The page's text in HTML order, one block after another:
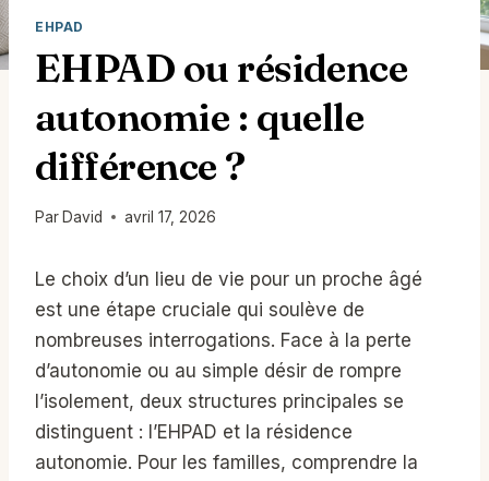
EHPAD
EHPAD ou résidence
autonomie : quelle
différence ?
Par David avril 17, 2026
Le choix d’un lieu de vie pour un proche âgé
est une étape cruciale qui soulève de
nombreuses interrogations. Face à la perte
d’autonomie ou au simple désir de rompre
l’isolement, deux structures principales se
distinguent : l’EHPAD et la résidence
autonomie. Pour les familles, comprendre la